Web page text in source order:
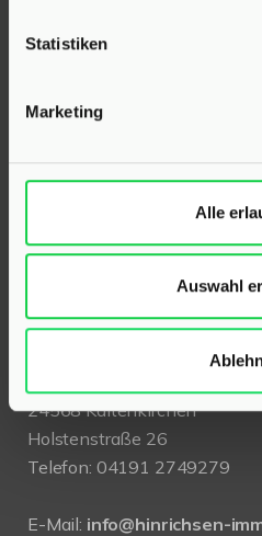
Statistiken
Marketing
Alle
Auswahl
KONTAKT
Hinrichsen Immobilien
23795 Klein Rönnau
Bollmoor 2
04551 901690
24568 Kaltenkirchen
Holstenstraße 26
Telefon: 04191 2749279
E-Mail: info@hinrichsen-